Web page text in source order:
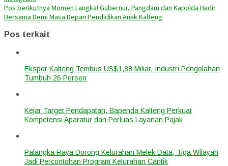
Pos berikutnya Momen Langka! Gubernur, Pangdam dan Kapolda Hadir
Bersama Demi Masa Depan Pendidikan Anak Kalteng
Pos terkait
Ekspor Kalteng Tembus US$1,88 Miliar, Industri Pengolahan
Tumbuh 26 Persen
Kejar Target Pendapatan, Bapenda Kalteng Perkuat
Kompetensi Aparatur dan Perluas Layanan Pajak
Palangka Raya Dorong Kelurahan Melek Data, Tiga Wilayah
Jadi Percontohan Program Kelurahan Cantik